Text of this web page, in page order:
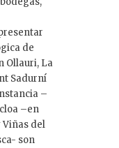
de
Ollauri, La
Sadurní
–
–en
Viñas del
son